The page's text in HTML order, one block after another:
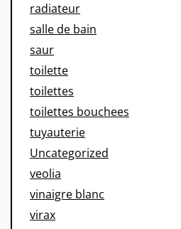
radiateur
salle de bain
saur
toilette
toilettes
toilettes bouchees
tuyauterie
Uncategorized
veolia
vinaigre blanc
virax